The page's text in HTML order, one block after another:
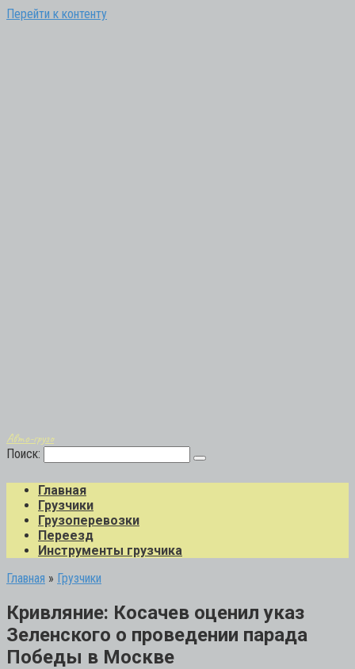
Перейти к контенту
Авто-грузо
Поиск:
Главная
Грузчики
Грузоперевозки
Переезд
Инструменты грузчика
Главная » Грузчики
Кривляние: Косачев оценил указ
Зеленского о проведении парада
Победы в Москве